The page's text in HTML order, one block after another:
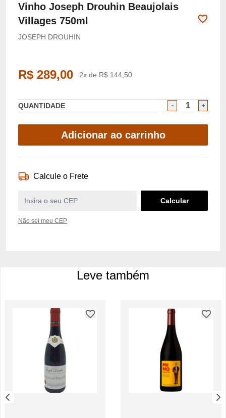
Vinho Joseph Drouhin Beaujolais
Villages 750ml
JOSEPH DROUHIN
R$ 289,00 2x de R$ 144,50
QUANTIDADE
Adicionar ao carrinho
Calcule o Frete
Não sei meu CEP
Leve também